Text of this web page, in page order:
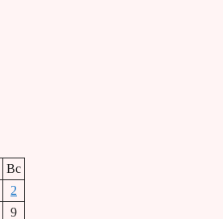
Вс
2
9